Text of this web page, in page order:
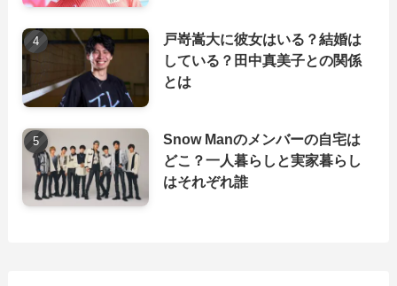
戸嵜嵩大に彼女はいる？結婚は
している？田中真美子との関係
とは
Snow Manのメンバーの自宅は
どこ？一人暮らしと実家暮らし
はそれぞれ誰